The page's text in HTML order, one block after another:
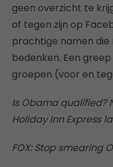
geen overzicht te
of tegen zijn op
prachtige namen die
bedenken. Een
groepen (voor en
Is Obama qualified?
Holiday Inn Express
FOX: Stop smearing